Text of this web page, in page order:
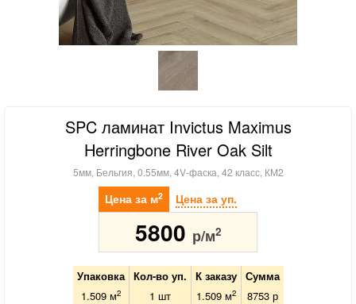
SPC ламинат Invictus Maximus
Herringbone River Oak Silt
5мм, Бельгия, 0.55мм, 4V-фаска, 42 класс, КМ2
Цена за м2 Цена за уп.
5800 р/м2
Упаковка Кол-во уп. К заказу
Сумма
1.509 м2 1 шт 1.509м2 8753р